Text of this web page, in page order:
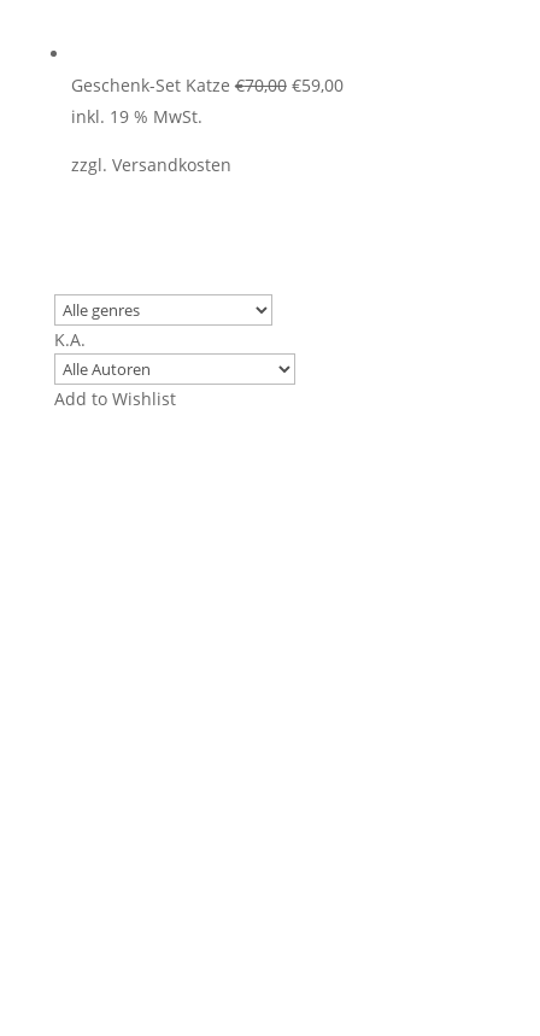
Geschenk-Set Katze €70,00 Ursprünglicher
€59,00Aktueller
inkl. 19 % MwSt.
zzgl. Versandkosten
K.A.
Add to Wishlist